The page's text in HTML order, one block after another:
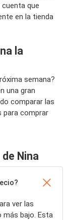
que
en la tienda
la
semana?
una gran
comparar las
para comprar
Nina
ver las
más bajo. Esta